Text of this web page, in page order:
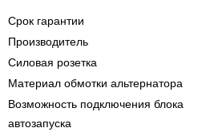
Срок гарантии
Производитель
Силовая розетка
Материал обмотки альтернатора
Возможность подключения блока
автозапуска